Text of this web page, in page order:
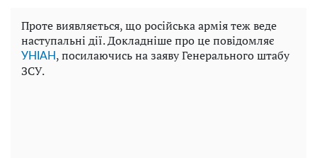
Проте виявляється, що російська армія теж веде
наступальні дії. Докладніше про це повідомляє
УНІАН, посилаючись на заяву Генерального штабу
ЗСУ.